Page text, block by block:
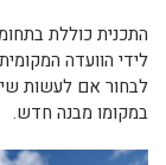
התכנית כוללת
לידי הוועדה
לבחור אם לעשות
במקומו מבנה חדש.